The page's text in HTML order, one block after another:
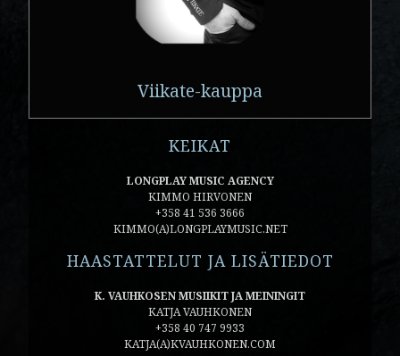
Viikate-kauppa
KEIKAT
LONGPLAY MUSIC AGENCY
KIMMO HIRVONEN
+358 41 536 3666
KIMMO(A)LONGPLAYMUSIC.NET
HAASTATTELUT JA LISÄTIEDOT
K. VAUHKOSEN MUSIIKIT JA MEININGIT
KATJA VAUHKONEN
+358 40 747 9933
KATJA(A)KVAUHKONEN.COM